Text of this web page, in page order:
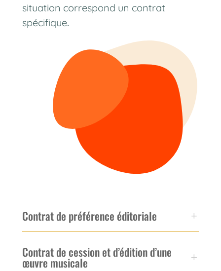
situation correspond un contrat
spécifique.
Contrat de préférence éditoriale
Contrat de cession et d’édition d’une
œuvre musicale